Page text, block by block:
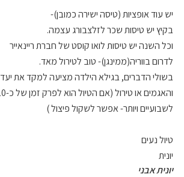
יש עוד אופציות (טיסה ישירה כמובן)-
בקיץ יש טיסות שכר לזלצבורג עצמה.
וכל השנה יש טיסות לואו קוסט של חברת ריינאייר
לדרום בווריה(ממינגן)- טוב לטירול מאד.
בשולי הדברים, בגילא הילדה מציעה למקד את
לשבועיים ויותר- אפשר לשקול פיצול )
טיול נעים
יונית
יונית אבני